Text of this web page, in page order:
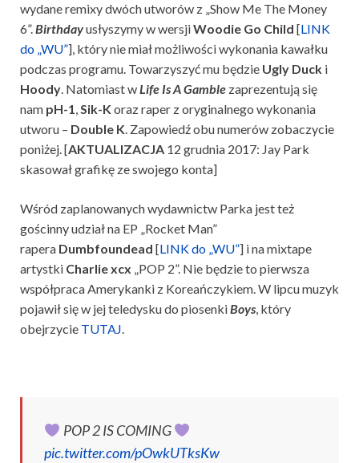
wydane remixy dwóch utworów z „Show Me The Money
6”.Birthdayusłyszymy w wersjiWoodie Go Child [LINK
do „WU”], który nie miał możliwości wykonania kawałku
podczas programu. Towarzyszyć mu będzie Ugly Duck i
Hoody. Natomiast wLife Is A Gamble zaprezentują się
nam pH-1,Sik-K oraz raper z oryginalnego wykonania
utworu – Double K. Zapowiedź obu numerów zobaczycie
poniżej. [AKTUALIZACJA 12 grudnia 2017: Jay Park
skasował grafikę ze swojego konta]
Wśród zaplanowanych wydawnictw Parka jest też
gościnny udział na EP „Rocket Man”
rapera Dumbfoundead [LINK do „WU”] i na mixtape
artystki Charlie xcx „POP 2”. Nie będzie to pierwsza
współpraca Amerykanki z Koreańczykiem. W lipcu muzyk
pojawił się w jej teledysku do piosenkiBoys, który
obejrzycie TUTAJ.
POP 2 IS COMING
pic.twitter.com/pOwkUTksKw